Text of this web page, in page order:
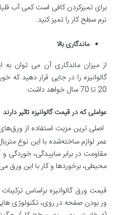
برای تمیز‌کردن کافی است کمی آب
نرم سطح کار را تمیز کنید.
ماندگاری بالا
از میزان ماندگاری آن می‌ توان
گالوانیزه را در جایی قرار دهید که
20 تا 70 سال خواهد داشت.
عواملی که در قیمت گالوانیزه تاثیر دارند
اصلی‌ ترین مزیت استفاده از ورق‌های
عمر لوازم ساخته‌شده با این نوع
مقاومت در برابر ساییدگی، خوردگی
محیطی، برخوردها و کار با این ورق
قیمت ورق گالوانیزه بر‌اساس
ور‌ بودن صفحه در روی، تکنولوژی‌